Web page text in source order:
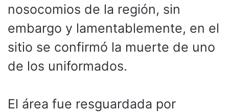
nosocomios de la región, sin
embargo y lamentablemente, en el
sitio se confirmó la muerte de uno
de los uniformados.
El área fue resguardada por